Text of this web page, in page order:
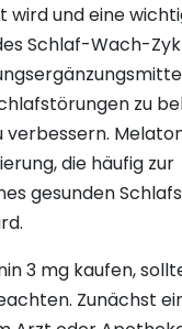
wird und eine
Schlaf-Wach-
zu
verbessern.
die häufig zur
gesunden Schlafs
3 mg kaufen,
Zunächst